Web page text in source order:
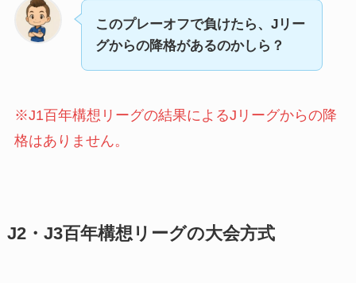
このプレーオフで負けたら、Jリー
グからの降格があるのかしら？
※J1百年構想リーグの結果によるJリーグからの降
格はありません。
J2・J3百年構想リーグの大会方式